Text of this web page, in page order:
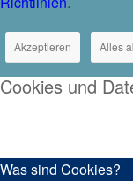
Akzeptieren Alles
Cookies und
Was sind Cookies?